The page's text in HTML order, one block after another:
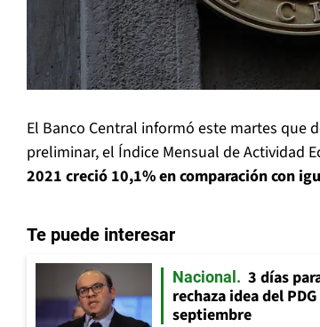
El Banco Central informó este martes que
preliminar, el Índice Mensual de Actividad
2021 creció 10,1% en comparación con
Te puede interesar
Nacional
3 días
rechaza idea del
septiembre